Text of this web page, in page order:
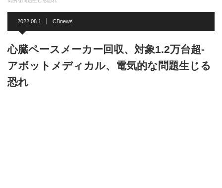
2022.08.1 CBnews
心臓ペースメーカー回収、対象1.2万台超-
アボットメディカル、電気的な問題生じる
恐れ